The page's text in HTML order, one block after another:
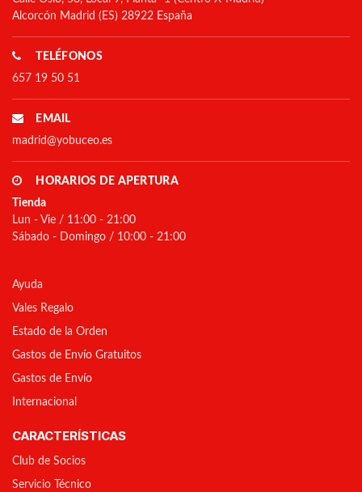
Alcorcón Madrid (ES) 28922 España
TELÉFONOS
657 19 50 51
EMAIL
madrid@yobuceo.es
HORARIOS DE APERTURA
Tienda
Lun - Vie / 11:00 - 21:00
Sábado - Domingo / 10:00 - 21:00
Ayuda
Vales Regalo
Estado de la Orden
Gastos de Envío Gratuitos
Gastos de Envío
Internacional
CARACTERÍSTICAS
Club de Socios
Servicio Técnico